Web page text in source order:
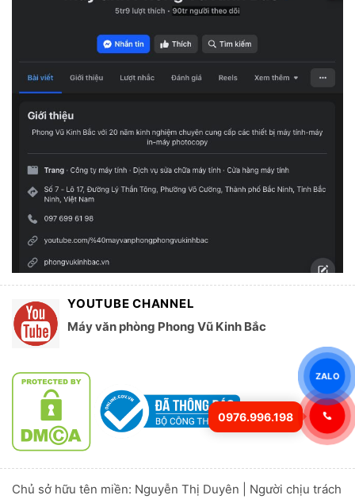
ZALO
0976.996.198
YOUTUBE CHANNEL
Máy văn phòng Phong Vũ Kinh Bắc
Chủ sở hữu tên miền: Nguyễn Thị Duyên | Người chịu trách